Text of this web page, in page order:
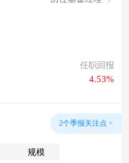
任职回报
4.53%
2个季报关注点 >
规模